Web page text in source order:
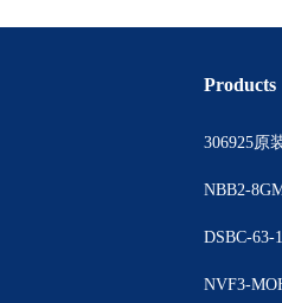
Products